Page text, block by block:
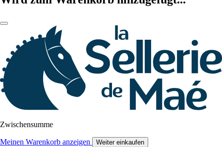
Zwischensumme
Meinen Warenkorb anzeigen Weiter einkaufen